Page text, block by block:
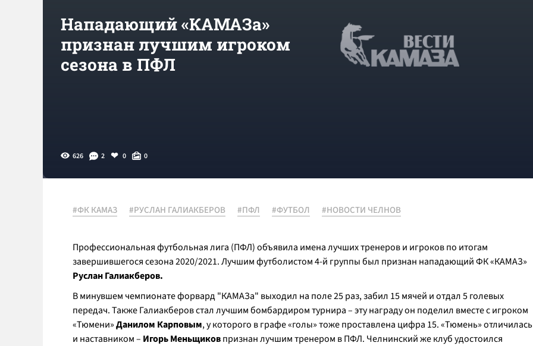
Нападающий «КАМАЗа»
признан лучшим игроком
сезона в ПФЛ
626 2 0 0
#ФК КАМАЗ #РУСЛАН ГАЛИАКБЕРОВ #ПФЛ #ФУТБОЛ #НОВОСТИ ЧЕЛНОВ
Профессиональная футбольная лига (ПФЛ) объявила имена лучших тренеров и игроков по итогам
завершившегося сезона 2020/2021. Лучшим футболистом 4-й группы был признан нападающий ФК «КАМАЗ»
Руслан Галиакберов.
В минувшем чемпионате форвард "КАМАЗа" выходил на поле 25 раз, забил 15 мячей и отдал 5 голевых
передач. Также Галиакберов стал лучшим бомбардиром турнира – эту награду он поделил вместе с игроком
«Тюмени»Данилом Карповым, у которого в графе «голы» тоже проставлена цифра 15. «Тюмень» отличилась
и наставником – Игорь Меньщиковпризнан лучшим тренером в ПФЛ. Челнинский же клуб удостоился